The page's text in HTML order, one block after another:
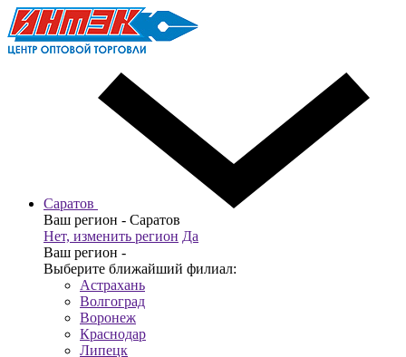
Саратов
Ваш регион - Саратов
Нет, изменить регион Да
Ваш регион -
Выберите ближайший филиал:
Астрахань
Волгоград
Воронеж
Краснодар
Липецк